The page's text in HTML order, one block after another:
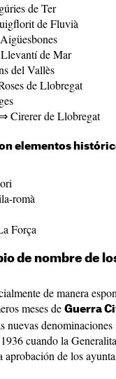
de Ter
de Fluvià
de Mar
del Vallès
de Llobregat
Cirerer de Llobregat
elementos
romà
Força
de nombre de
de manera
meses de Guerra
nuevas
cuando la
de los